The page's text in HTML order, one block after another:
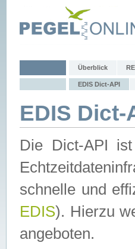
Überblick
EDIS Dict-API
EDIS
Die Dict-API
schnelle und
EDIS). Hierzu
angeboten.